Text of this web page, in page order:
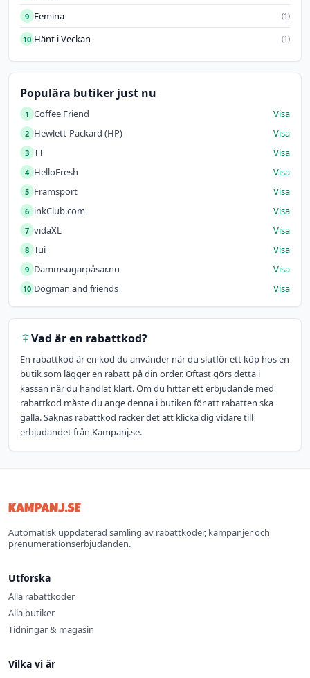
9 Femina (1)
10 Hänt i Veckan (1)
Populära butiker just nu
1 Coffee Friend Visa
2 Hewlett-Packard (HP) Visa
3 TT Visa
4 HelloFresh Visa
5 Framsport Visa
6 inkClub.com Visa
7 vidaXL Visa
8 Tui Visa
9 Dammsugarpåsar.nu Visa
10 Dogman and friends Visa
Vad är en rabattkod?
En rabattkod är en kod du använder när du slutför ett köp hos en
butik som lägger en rabatt på din order. Oftast görs detta i
kassan när du handlat klart. Om du hittar ett erbjudande med
rabattkod måste du ange denna i butiken för att rabatten ska
gälla. Saknas rabattkod räcker det att klicka dig vidare till
erbjudandet från Kampanj.se.
Automatisk uppdaterad samling av rabattkoder, kampanjer och
prenumerationserbjudanden.
Utforska
Alla rabattkoder
Alla butiker
Tidningar & magasin
Vilka vi är